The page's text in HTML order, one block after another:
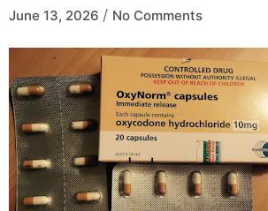
June 13, 2026 / No Comments